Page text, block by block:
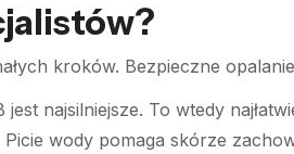
kroków. Bezpieczne
najsilniejsze. To wtedy
wody pomaga skórze